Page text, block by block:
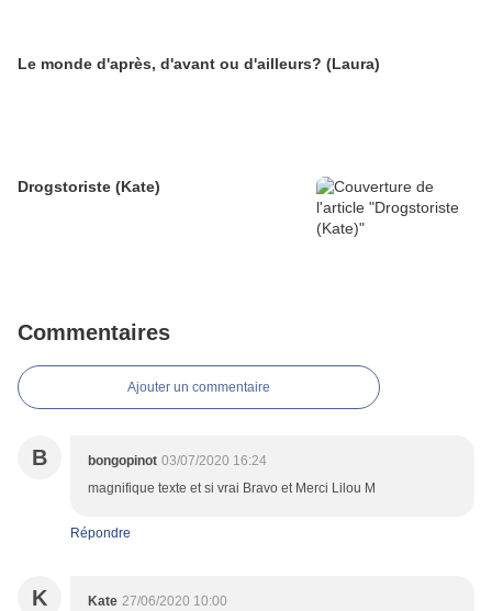
Le monde d'après, d'avant ou d'ailleurs? (Laura)
Drogstoriste (Kate)
Commentaires
Ajouter un commentaire
B bongopinot 03/07/2020 16:24
magnifique texte et si vrai Bravo et Merci Lilou M
Répondre
K Kate 27/06/2020 10:00